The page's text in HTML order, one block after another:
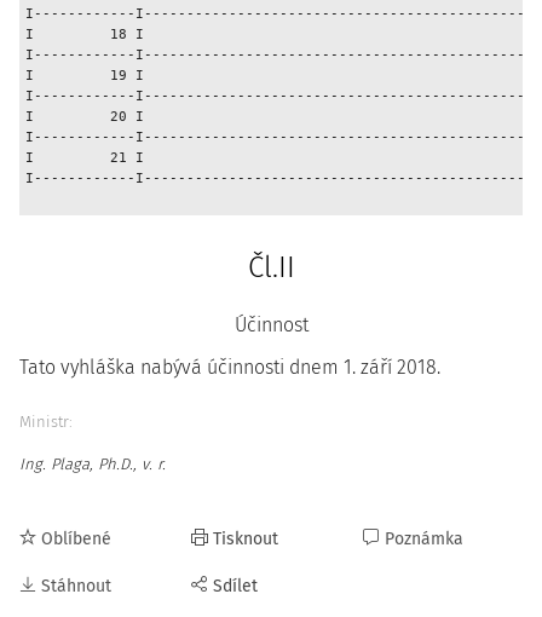
I------------
I         18 I
I------------
I         19 I
I------------
I         20 I
I------------
I         21 I
I------------
Čl.II
Účinnost
Tato vyhláška nabývá účinnosti dnem 1. září 2018.
Ministr:
Ing. Plaga, Ph.D., v. r.
Oblíbené
Stáhnout
Tisknout
Sdílet
Poznámka